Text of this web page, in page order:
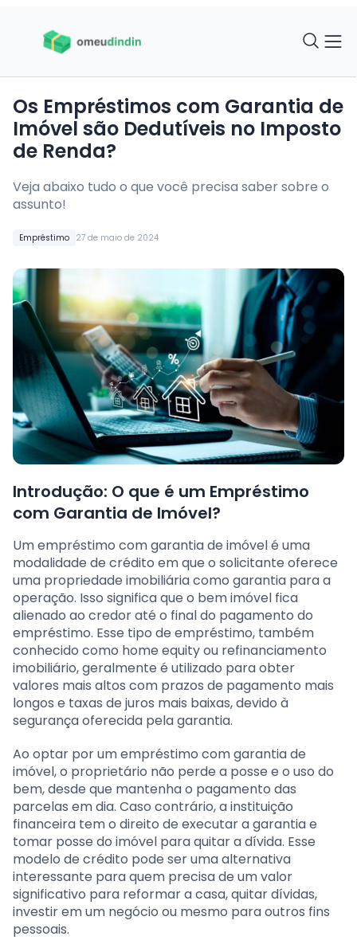
Empréstimo 27 de maio de 2024
Os Empréstimos com Garantia de
Imóvel são Dedutíveis no Imposto
de Renda?
Veja abaixo tudo o que você precisa saber sobre o
assunto!
Introdução: O que é um Empréstimo
com Garantia de Imóvel?
Um empréstimo com garantia de imóvel é uma
modalidade de crédito em que o solicitante oferece
uma propriedade imobiliária como garantia para a
operação. Isso significa que o bem imóvel fica
alienado ao credor até o final do pagamento do
empréstimo. Esse tipo de empréstimo, também
conhecido como home equity ou refinanciamento
imobiliário, geralmente é utilizado para obter
valores mais altos com prazos de pagamento mais
longos e taxas de juros mais baixas, devido à
segurança oferecida pela garantia.
Ao optar por um empréstimo com garantia de
imóvel, o proprietário não perde a posse e o uso do
bem, desde que mantenha o pagamento das
parcelas em dia. Caso contrário, a instituição
financeira tem o direito de executar a garantia e
tomar posse do imóvel para quitar a dívida. Esse
modelo de crédito pode ser uma alternativa
interessante para quem precisa de um valor
significativo para reformar a casa, quitar dívidas,
investir em um negócio ou mesmo para outros fins
pessoais.